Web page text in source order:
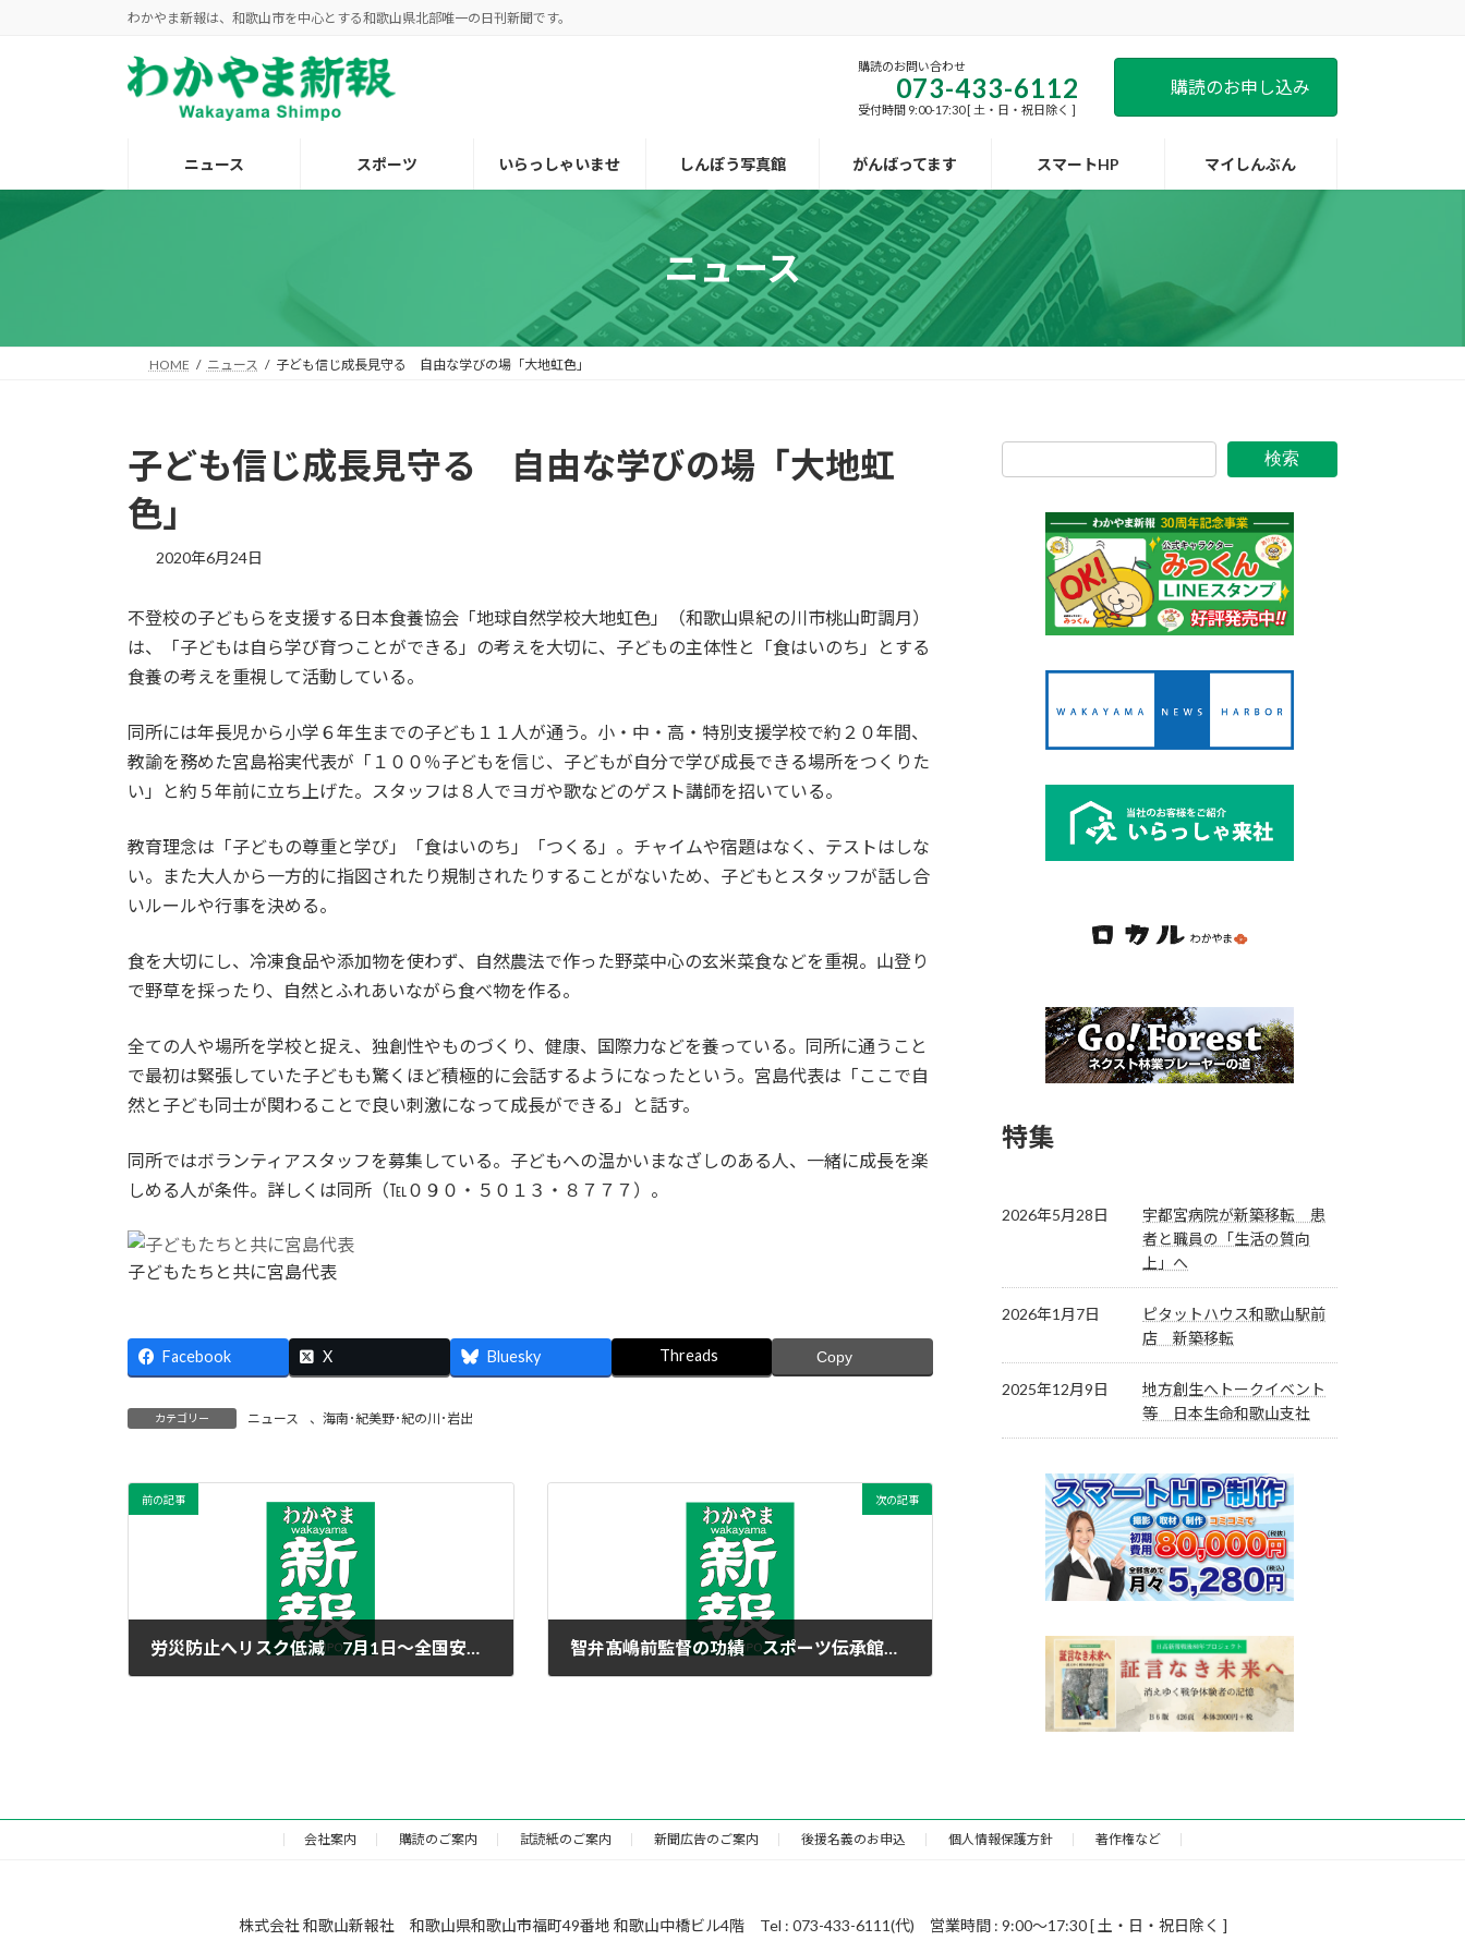
キ
に
わかやま新報は、和歌山市を中心とする和歌山県北部唯一の日刊新聞です。
購読のお問い合わせ
073-433-6112
受付時間 9:00-17:30 [ 土・日・祝日除く ]
購読のお申し込み
ニュース スポーツ いらっしゃいませ しんぽう写真館 がんばってます スマートHP マイしんぶん
ニュース
HOME ニュース 子ども信じ成長見守る 自由な学びの場「大地虹色」
子ども信じ成長見守る 自由な学びの場「大地虹
色」
2020年6月24日
不登校の子どもらを支援する日本食養協会「地球自然学校大地虹色」（和歌山県紀の川市桃山町調月）
は、「子どもは自ら学び育つことができる」の考えを大切に、子どもの主体性と「食はいのち」とする
食養の考えを重視して活動している。
同所には年長児から小学６年生までの子ども１１人が通う。小・中・高・特別支援学校で約２０年間、
教諭を務めた宮島裕実代表が「１００％子どもを信じ、子どもが自分で学び成長できる場所をつくりた
い」と約５年前に立ち上げた。スタッフは８人でヨガや歌などのゲスト講師を招いている。
教育理念は「子どもの尊重と学び」「食はいのち」「つくる」。チャイムや宿題はなく、テストはしな
い。また大人から一方的に指図されたり規制されたりすることがないため、子どもとスタッフが話し合
いルールや行事を決める。
食を大切にし、冷凍食品や添加物を使わず、自然農法で作った野菜中心の玄米菜食などを重視。山登り
で野草を採ったり、自然とふれあいながら食べ物を作る。
全ての人や場所を学校と捉え、独創性やものづくり、健康、国際力などを養っている。同所に通うこと
で最初は緊張していた子どもも驚くほど積極的に会話するようになったという。宮島代表は「ここで自
然と子ども同士が関わることで良い刺激になって成長ができる」と話す。
同所ではボランティアスタッフを募集している。子どもへの温かいまなざしのある人、一緒に成長を楽
しめる人が条件。詳しくは同所（℡０９０・５０１３・８７７７）。
子どもたちと共に宮島代表
Facebook X Bluesky Threads Copy
カテゴリー ニュース 、 海南･紀美野･紀の川･岩出
前の記事 次の記事
智弁髙嶋前監督の功績 スポーツ伝承館で展示
検索
特集
2026年5月28日
宇都宮病院が新築移転 患
者と職員の「生活の質向
上」へ
2026年1月7日
ピタットハウス和歌山駅前
店 新築移転
2025年12月9日
地方創生へトークイベント
等 日本生命和歌山支社
会社案内 購読のご案内 試読紙のご案内 新聞広告のご案内 後援名義のお申込 個人情報保護方針 著作権など
株式会社 和歌山新報社 和歌山県和歌山市福町49番地 和歌山中橋ビル4階 Tel : 073-433-6111(代) 営業時間 : 9:00～17:30 [ 土・日・祝日除く ]